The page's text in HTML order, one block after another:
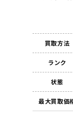
買取方法
ランク
状態
最大買取価